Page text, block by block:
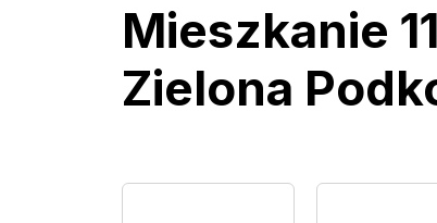
Mieszkanie
Zielona